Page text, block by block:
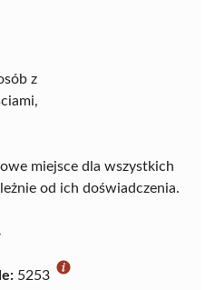
z
miejsce dla wszystkich
od ich doświadczenia.
5253